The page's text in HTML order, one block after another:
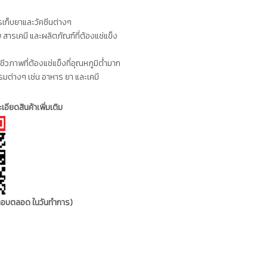
บยาและวัคซีนต่างๆ
สารเคมี และผลิตภัณฑ์ที่ต้องแช่แข็ง
ชีวภาพที่ต้องแช่แข็งที่อุณหภูมิต่ำมาก
ต่างๆ เช่น อาหาร ยา และเคมี
อียดสินค้าเพิ่มเติม
บตลอด ในวันทำการ)